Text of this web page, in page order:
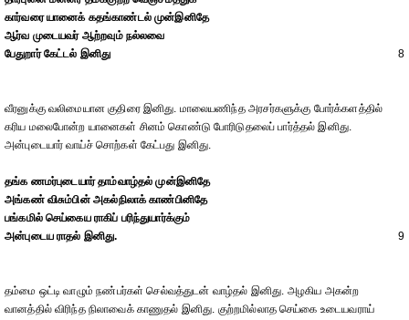
கார்வரை யானைக் கதங்காண்டல் முன்இனிதே
ஆர்வ முடையவர் ஆற்றவும் நல்லவை
பேதுறார் கேட்டல் இனிது
8
வீரனுக்கு வலிமையான குதிரை இனிது. மாலையணிந்த அரசர்களுக்கு போர்க்களத்தில்
கரிய மலைபோன்ற யானைகள் சினம் கொண்டு போரிடுதலைப் பார்த்தல் இனிது.
அன்புடையார் வாய்ச் சொற்கள் கேட்பது இனிது.
தங்க ணமர்புடையார் தாம்வாழ்தல் முன்இனிதே
அங்கண் விசும்பின் அகல்நிலாக் காண்பினிதே
பங்கமில் செய்கைய ராகிப் பரிந்துயார்க்கும்
அன்புடைய ராதல் இனிது.
9
தம்மை ஒட்டி வாழும் நண்பர்கள் செல்வத்துடன் வாழ்தல் இனிது. அழகிய அகன்ற
வானத்தில் விரிந்த நிலாவைக் காணுதல் இனிது. குற்றமில்லாத செய்கை உடையவராய்